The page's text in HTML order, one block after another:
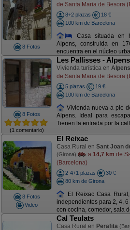
8 Fotos
de Santa Maria de Besora
8+2 plazas
18 €
100 km de Barcelona
Casa situada en
Alpens, construida en
encuentra en el núcleo
8 Fotos
(1 comentario)
Les Pallisses -
Vivienda turística en Alpens
de Santa Maria de Besora
5 plazas
19 €
100 km de Barcelona
Vivienda nueva a pie
Alpens. Ideal para
Tienen la entrada por la
8 Fotos
Video
El Reixac
Casa Rural en Sant Joan
(Girona) a 14,7 km de
(Barcelona)
2-4+1 plazas
30 €
80 km de Girona
El Reixac Casa
independientes para 2, 4,
con cocina, comedor, sala
Cal Teulats
Casa Rural en Perafita